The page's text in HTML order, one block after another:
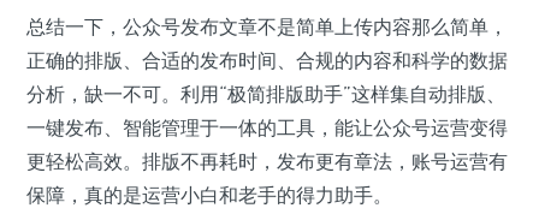
总结一下，公众号发布文章不是简单上传内容那么简单，
正确的排版、合适的发布时间、合规的内容和科学的数据
分析，缺一不可。利用“极简排版助手”这样集自动排版、
一键发布、智能管理于一体的工具，能让公众号运营变得
更轻松高效。排版不再耗时，发布更有章法，账号运营有
保障，真的是运营小白和老手的得力助手。